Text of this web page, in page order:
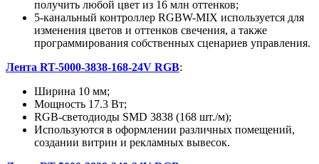
получить любой цвет из 16 млн оттенков;
5-канальный контроллер RGBW-MIX используется для
изменения цветов и оттенков свечения, а также
программирования собственных сценариев управления.
Лента RT-5000-3838-168-24V RGB:
Ширина 10 мм;
Мощность 17.3 Вт;
RGB-светодиоды SMD 3838 (168 шт./м);
Используются в оформлении различных помещений,
создании витрин и рекламных вывесок.